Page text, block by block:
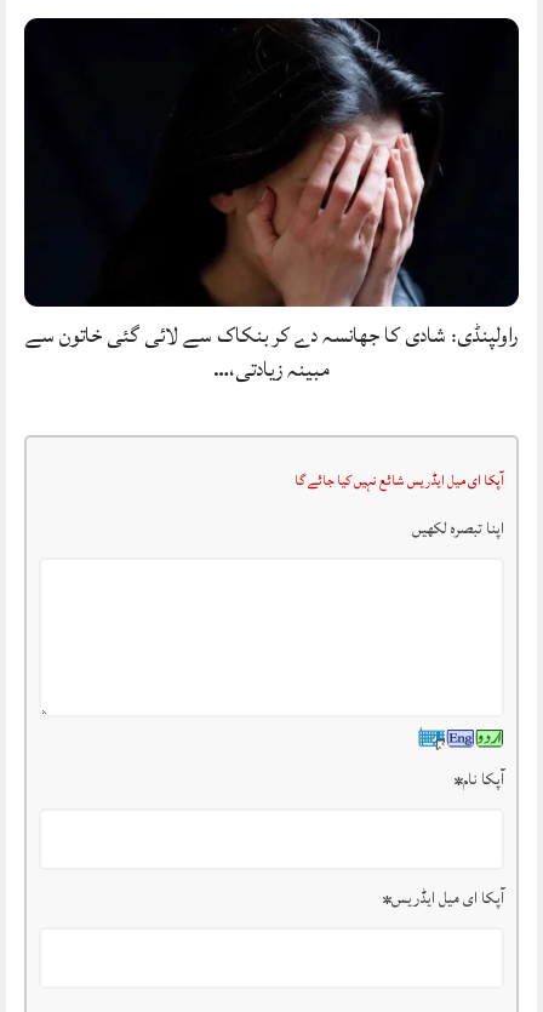
راولپنڈی: شادی کا جھانسہ دے کر بنکاک سے لائی گئی خاتون سے
مبینہ زیادتی،…
آپکا ای میل ایڈریس شائع نہیں کیا جائے گا
اپنا تبصرہ لکھیں
آپکا نام*
آپکا ای میل ایڈریس*